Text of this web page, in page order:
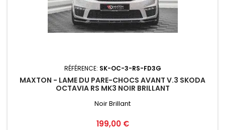
RÉFÉRENCE: SK-OC-3-RS-FD3G
MAXTON - LAME DU PARE-CHOCS AVANT V.3 SKODA
OCTAVIA RS MK3 NOIR BRILLANT
Noir Brillant
Prix
199,00 €